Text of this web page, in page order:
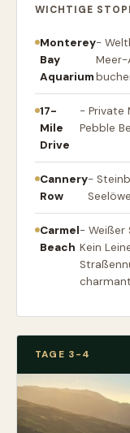
WICHTIGE
Monterey
Bay
Aquarium
-
Meer-
17-
Mile
Drive
- Private
Pebble
Cannery
Row
-
Carmel
Beach
- Weißer
Kein
TAGE 3-4